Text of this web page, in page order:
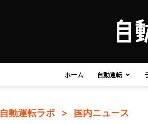
ホーム 自動運転
自動運転ラボ ＞ 国内ニュース